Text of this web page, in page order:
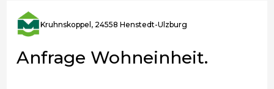
Kruhnskoppel, 24558 Henstedt-Ulzburg
Anfrage Wohneinheit.